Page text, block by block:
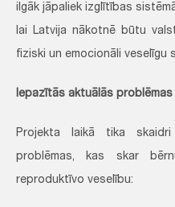
ilgāk jāpaliek izglītības
lai Latvija nākotnē būtu
fiziski un emocionāli veselīgu
Iepazītās aktuālās
Projekta laikā tika skaidri
problēmas, kas skar
reproduktīvo veselību: